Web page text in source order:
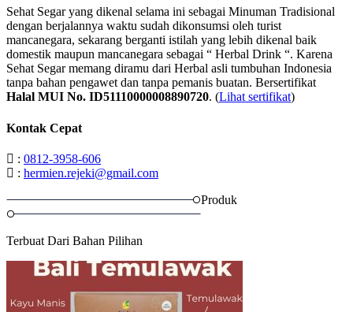
Sehat Segar yang dikenal selama ini sebagai Minuman Tradisional
dengan berjalannya waktu sudah dikonsumsi oleh turist
mancanegara, sekarang berganti istilah yang lebih dikenal baik
domestik maupun mancanegara sebagai “ Herbal Drink “. Karena
Sehat Segar memang diramu dari Herbal asli tumbuhan Indonesia
tanpa bahan pengawet dan tanpa pemanis buatan. Bersertifikat
Halal MUI No. ID51110000008890720. (Lihat sertifikat)
Kontak Cepat
: 0812-3958-606
: hermien.rejeki@gmail.com
Produk
Terbuat Dari Bahan Pilihan